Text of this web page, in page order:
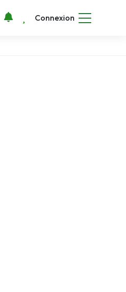
Connexion